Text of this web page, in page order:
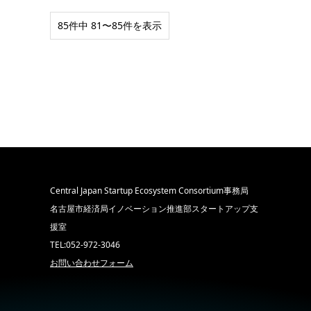
85件中 81〜85件を表示
Central Japan Startup Ecosystem Consortium事務局
名古屋市経済局イノベーション推進部スタートアップ支
援室
TEL:052-972-3046
お問い合わせフォーム